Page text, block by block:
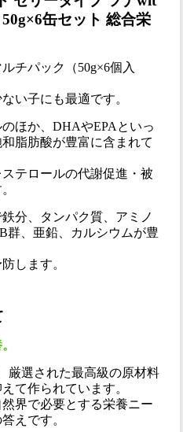
缶セット 総合栄
チパック（50g×6個入
い子にも最適です。
ほか、DHAやEPAといっ
脂肪酸が豊富に含まれて
テロールの代謝促進・被
分、タンパク質、アミノ
群、亜鉛、カルシウムが豊
します。
厳選された最高級の原材料
て作られています。
界で必要とする栄養ニー
えです。